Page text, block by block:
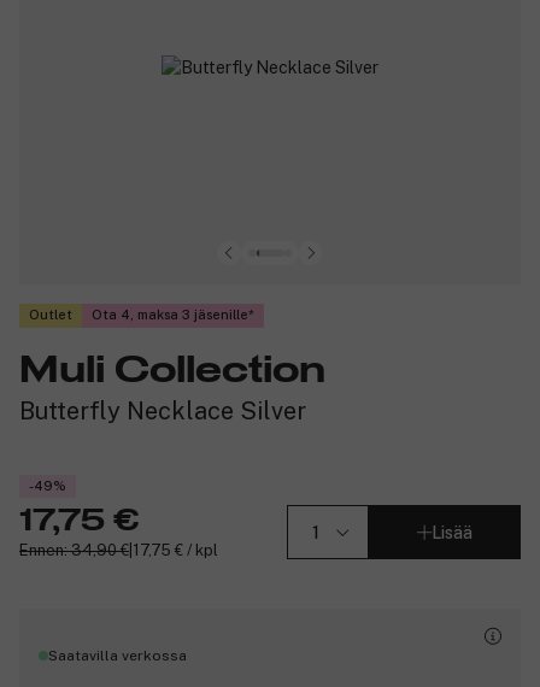
Outlet Ota 4, maksa 3 jäsenille
Muli Collection
Butterfly Necklace Silver
-49%
17,75 €
Ennen: 34,90 € 17,75 € / kpl
Lisää
Saatavilla verkossa